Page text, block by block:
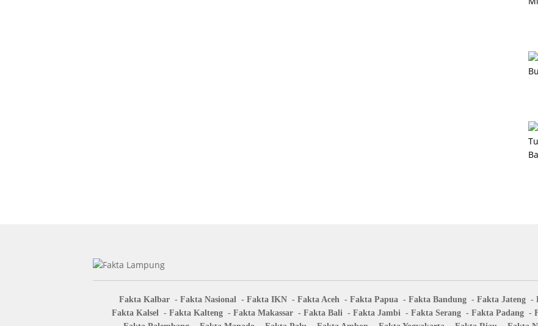
Fakta Kalbar Fakta Nasional Fakta IKN Fakta Aceh Fakta Papua Fakta Bandung Fakta Jateng
Fakta Kalsel
Fakta Kalteng Fakta Makassar Fakta Bali Fakta Jambi Fakta Serang Fakta Padang